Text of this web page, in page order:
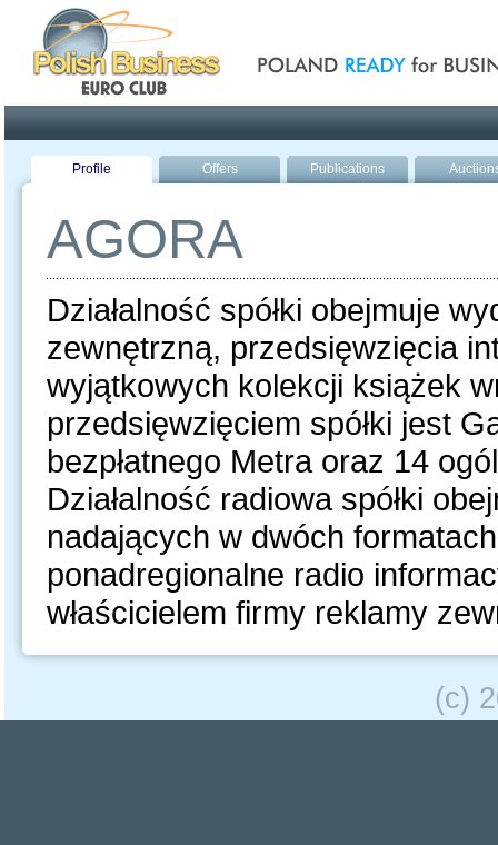
Profile Offers Publications
AGORA
Działalność spółki obejmuje
zewnętrzną, przedsięwzięcia
wyjątkowych kolekcji książek
przedsięwzięciem spółki jest
bezpłatnego Metra oraz 14
Działalność radiowa spółki
nadających w dwóch
ponadregionalne radio
właścicielem firmy reklamy
(c)